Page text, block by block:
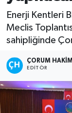
Enerji Kentleri
Meclis
sahipliğinde
ÇORUM
EDITÖR
EKONOMİ
GÜNCEL
AKTÜEL
EĞİTİM
İLÇELER
Süper Lig
Tüm
Son
Haber